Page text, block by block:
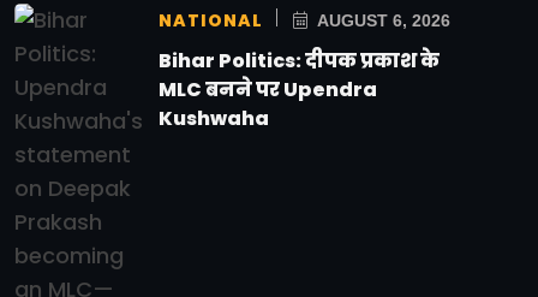
NATIONAL AUGUST 6, 2026
Bihar Politics: दीपक प्रकाश के
MLC बनने पर Upendra
Kushwaha